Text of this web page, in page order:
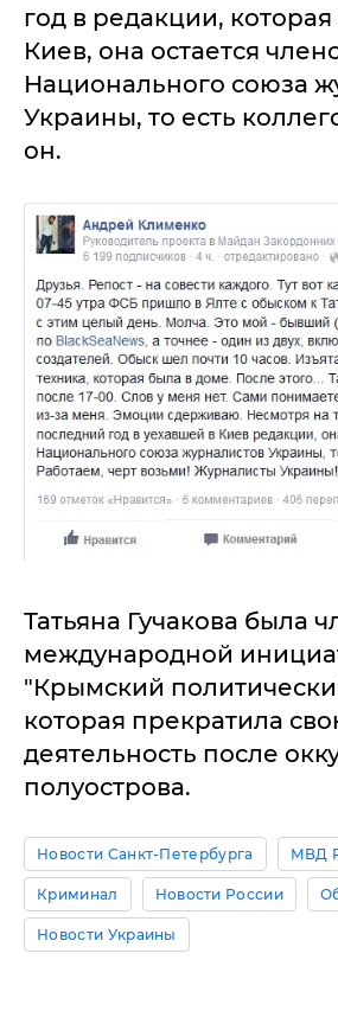
год в редакции,
Киев, она остается
Национального союза
Украины, то есть
он.
Татьяна Гучакова была
международной
"Крымский
которая прекратила
деятельность после
полуострова.
Новости Санкт-Петербурга МВД
Криминал Новости России
Новости Украины